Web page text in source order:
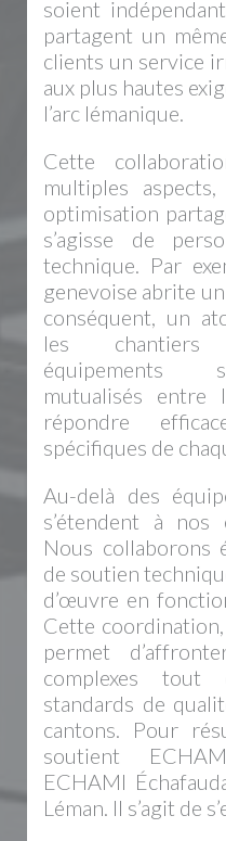
soient
partagent un
clients un service
aux plus hautes
l’arc lémanique.
Cette
multiples
optimisation
s’agisse de
technique. Par
genevoise abrite
conséquent, un
les chantiers
équipements
mutualisés
répondre
spécifiques de
Au-delà des
s’étendent à nos
Nous collaborons
de soutien
d’œuvre en
Cette
permet
complexes tout
standards de
cantons. Pour
soutient
ECHAMI
Léman. Il s’agit de